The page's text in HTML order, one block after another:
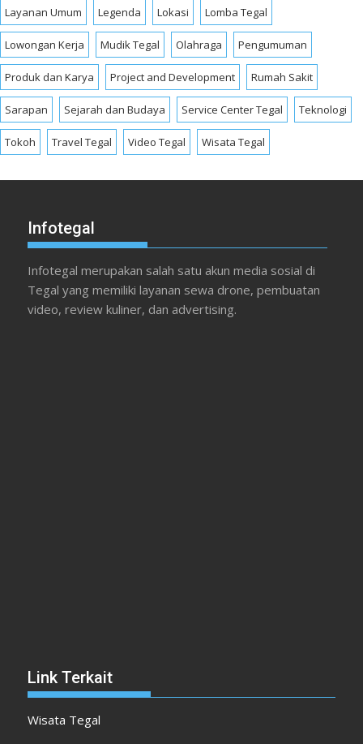
Layanan Umum Legenda Lokasi Lomba Tegal
Lowongan Kerja Mudik Tegal Olahraga Pengumuman
Produk dan Karya Project and Development Rumah Sakit
Sarapan Sejarah dan Budaya Service Center Tegal Teknologi
Tokoh Travel Tegal Video Tegal Wisata Tegal
Infotegal
Infotegal merupakan salah satu akun media sosial di
Tegal yang memiliki layanan sewa drone, pembuatan
video, review kuliner, dan advertising.
Link Terkait
Wisata Tegal